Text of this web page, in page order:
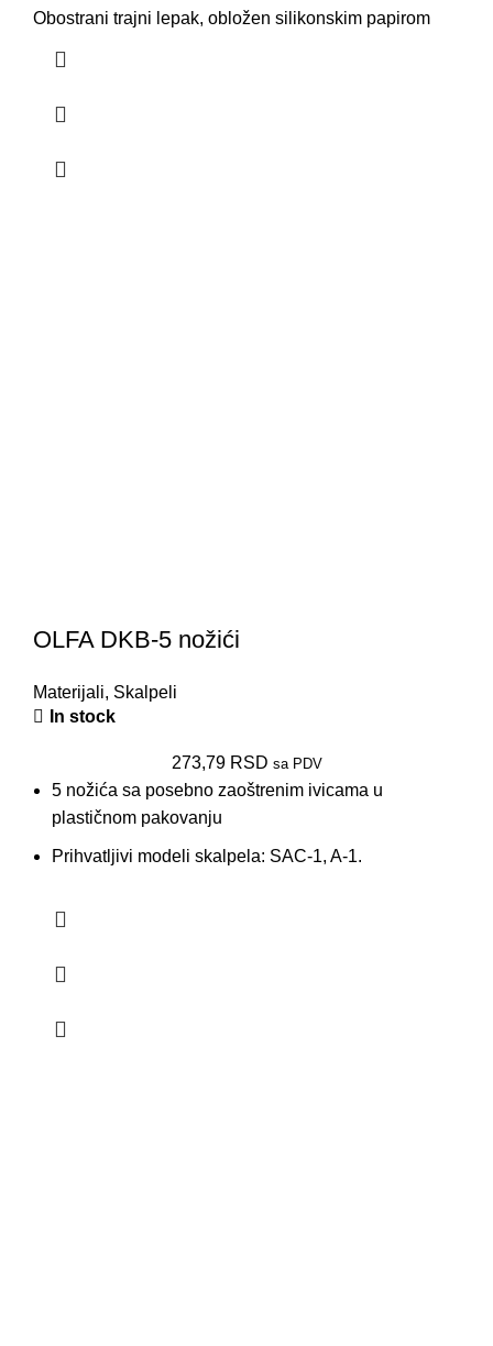
Obostrani trajni lepak, obložen silikonskim papirom
OLFA DKB-5 nožići
Materijali, Skalpeli
In stock
273,79 RSD sa PDV
5 nožića sa posebno zaoštrenim ivicama u
plastičnom pakovanju
Prihvatljivi modeli skalpela: SAC-1, A-1.